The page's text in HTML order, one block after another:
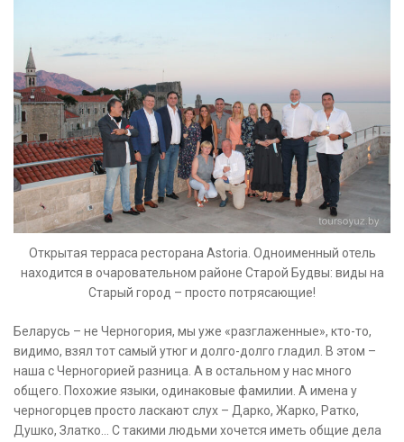
Открытая терраса ресторана Astoria. Одноименный отель
находится в очаровательном районе Старой Будвы: виды на
Старый город – просто потрясающие!
Беларусь – не Черногория, мы уже «разглаженные», кто-то,
видимо, взял тот самый утюг и долго-долго гладил. В этом –
наша с Черногорией разница. А в остальном у нас много
общего. Похожие языки, одинаковые фамилии. А имена у
черногорцев просто ласкают слух – Дарко, Жарко, Ратко,
Душко, Златко… С такими людьми хочется иметь общие дела